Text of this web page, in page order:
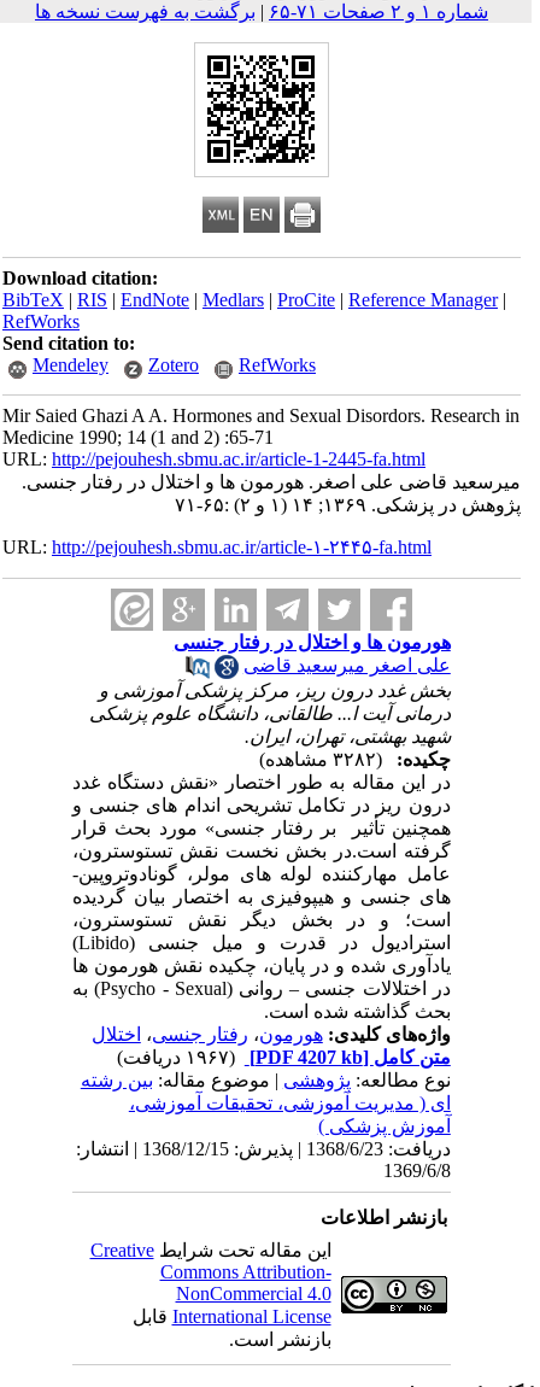
شماره ۱ و ۲ صفحات ۷۱-۶۵
| برگشت به فهرست نسخه ها
Download citation:
BibTeX|RIS|EndNote|Medlars|ProCite|Reference Manager
RefWorks
Send citation to:
Mendeley
Zotero RefWorks
Mir Saied Ghazi A A. Hormones and Sexual Disordors. Research in
Medicine 1990; 14 (1 and 2) :65-71
URL:http://pejouhesh.sbmu.ac.ir/article-1-2445-fa.html
میرسعید قاضی علی اصغر. هورمون ها و اختلال در رفتار جنسی.
پژوهش در پزشکی. ۱۳۶۹; ۱۴ (۱ و ۲) :۶۵-۷۱
URL:http://pejouhesh.sbmu.ac.ir/article-۱-۲۴۴۵-fa.html
هورمون ها و اختلال در رفتار جنسی
علی اصغر میرسعید قاضی
بخش غدد درون ریز، مرکز پزشکی آموزشی و
درمانی آیت ا... طالقانی، دانشگاه علوم پزشکی
شهید بهشتی، تهران، ایران.
چکیده:
در این مقاله به طور اختصار «نقش دستگاه غدد
درون ریز در تکامل تشریحی اندام ­های جنسی و
همچنین تأثیر ­ بر رفتار جنسی» مورد بحث قرار
گرفته است.در بخش نخست نقش تستوسترون،
عامل مهارکننده لوله­ های مولر، گونادوتروپین­
های جنسی و هیپوفیزی به اختصار بیان گردیده
است؛ و در بخش دیگر نقش تستوسترون،
استرادیول در قدرت و میل جنسی (
Libido
)
یادآوری شده و در پایان، چکیده نقش هورمون­ ها
در اختلالات جنسی – روانی (Psycho - Sexual) به
بحث گذاشته شده است.
واژه‌های کلیدی:هورمون،رفتار جنسی،اختلال
متن کامل[PDF 4207 kb]
نوع مطالعه:پژوهشی| موضوع مقاله:بین رشته
ای ( مدیریت آموزشی، تحقیقات آموزشی،
آموزش پزشکی )
دریافت: 1368/6/23 | پذیرش: 1368/12/15 | انتشار:
1369/6/8
بازنشر اطلاعات
این مقاله تحت شرایطCreative
Commons Attribution-
NonCommercial 4.0
International Licenseقابل
بازنشر است.